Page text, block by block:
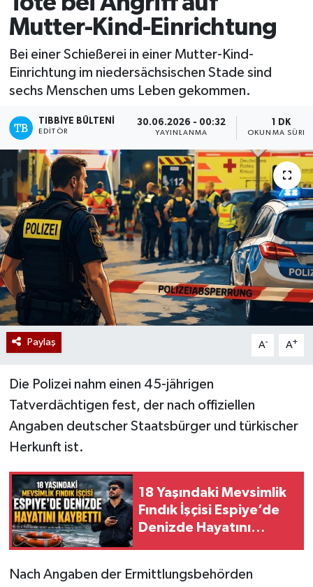
Mutter-Kind-Einrichtung
Bei einer Schießerei in einer Mutter-Kind-
Einrichtung im niedersächsischen Stade sind
sechs Menschen ums Leben gekommen.
TIBBIYE BÜLTENI
EDITÖR
30.06.2026 - 00:32
YAYINLANMA
1 DK
OKUNMA
Paylaş A- A+
Die Polizei nahm einen 45-jährigen
Tatverdächtigen fest, der nach offiziellen
Angaben deutscher Staatsbürger und türkischer
Herkunft ist.
18 Yaşındaki Mevsimlik
Fındık İşçisi Espiye’de
Denizde Hayatını
Nach Angaben der Ermittlungsbehörden
Mevzuat